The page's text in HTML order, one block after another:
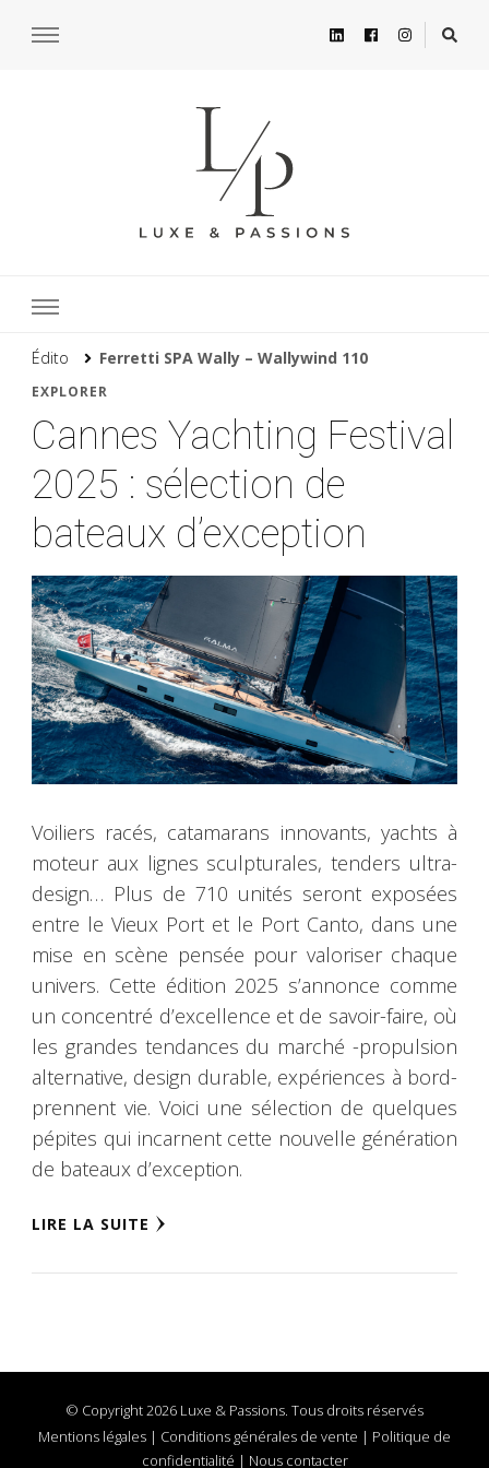
Édito Ferretti SPA Wally – Wallywind 110
EXPLORER
Cannes Yachting Festival
2025 : sélection de
bateaux d’exception
Voiliers racés, catamarans innovants, yachts à
moteur aux lignes sculpturales, tenders ultra-
design… Plus de 710 unités seront exposées
entre le Vieux Port et le Port Canto, dans une
mise en scène pensée pour valoriser chaque
univers. Cette édition 2025 s’annonce comme
un concentré d’excellence et de savoir-faire, où
les grandes tendances du marché -propulsion
alternative, design durable, expériences à bord-
prennent vie. Voici une sélection de quelques
pépites qui incarnent cette nouvelle génération
de bateaux d’exception.
LIRE LA SUITE
© Copyright 2026 Luxe & Passions. Tous droits réservés
Mentions légales | Conditions générales de vente | Politique de
confidentialité | Nous contacter